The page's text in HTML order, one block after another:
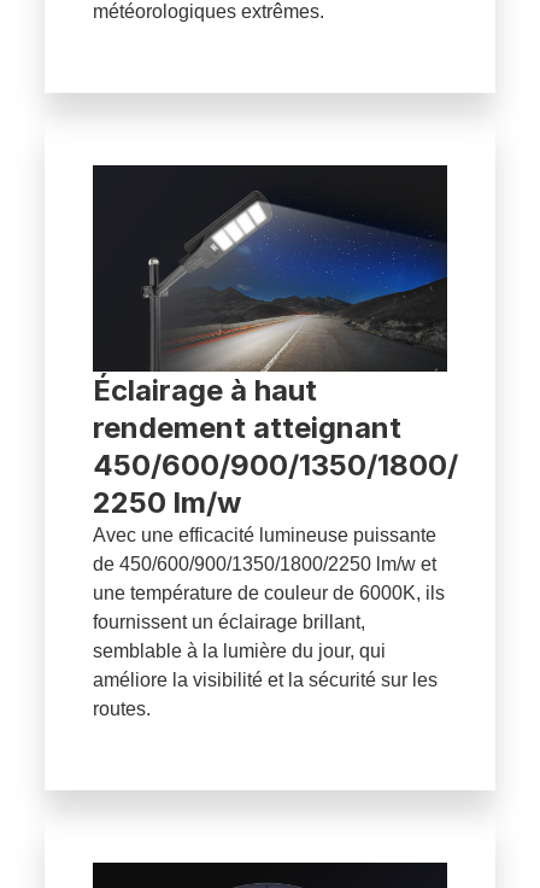
météorologiques extrêmes.
Éclairage à haut
rendement atteignant
450/600/900/1350/1800/
2250 lm/w
Avec une efficacité lumineuse puissante
de 450/600/900/1350/1800/2250 lm/w et
une température de couleur de 6000K, ils
fournissent un éclairage brillant,
semblable à la lumière du jour, qui
améliore la visibilité et la sécurité sur les
routes.